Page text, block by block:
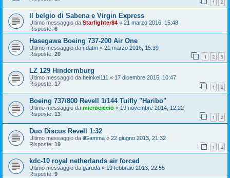
1 2
Il belgio di Sabena e Virgin Express
Ultimo messaggio da Starfighter84 « 21 marzo 2016, 15:48
Risposte: 6
Hasegawa Boeing 737-200 Air One
Ultimo messaggio da i-datm « 21 marzo 2016, 15:39
Risposte: 20 1 2 3
LZ 129 Hindermburg
Ultimo messaggio da heinkel111 « 17 dicembre 2015, 10:47
Risposte: 17 1 2
Boeing 737/800 Revell 1/144 Tuifly "Haribo"
Ultimo messaggio da microciccio « 19 novembre 2014, 12:22
Risposte: 13 1 2
Duo Discus Revell 1:32
Ultimo messaggio da ilGamma « 22 giugno 2013, 21:32
Risposte: 19 1 2
kdc-10 royal netherlands air forced
Ultimo messaggio da garuda « 19 febbraio 2013, 22:55
Risposte: 9